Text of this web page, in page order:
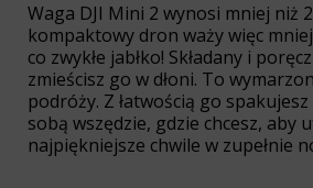
Waga DJI Mini 2 wynosi mniej niż
kompaktowy dron waży więc
co zwykłe jabłko! Składany i
zmieścisz go w dłoni. To
podróży. Z łatwością go
sobą wszędzie, gdzie chcesz, aby
najpiękniejsze chwile w zupełnie